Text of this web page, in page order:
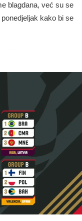
blagdana, već su se
kako bi se